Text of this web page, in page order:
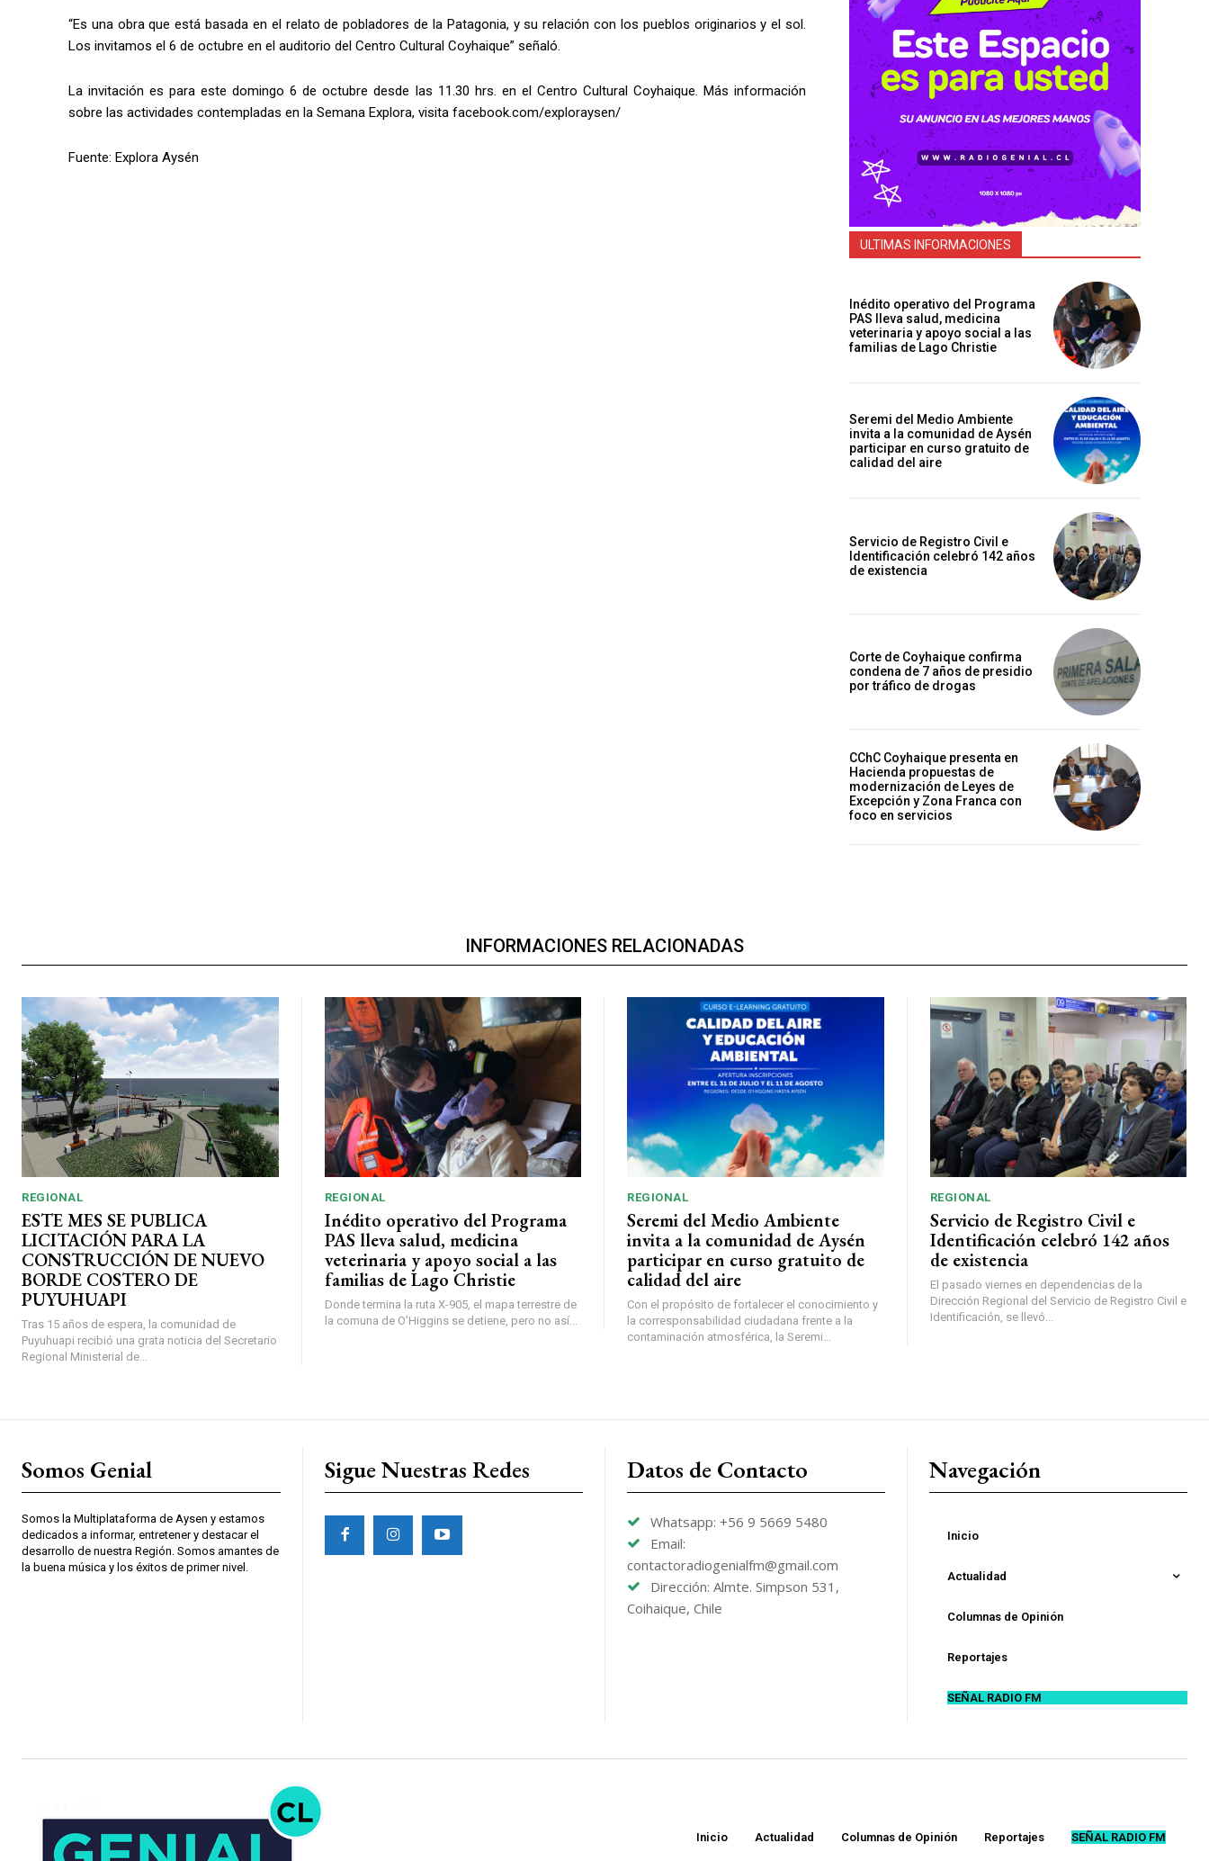
“Es una obra que está basada en el relato de pobladores de la Patagonia, y su relación con los pueblos originarios y el sol.
Los invitamos el 6 de octubre en el auditorio del Centro Cultural Coyhaique” señaló.
La invitación es para este domingo 6 de octubre desde las 11.30 hrs. en el Centro Cultural Coyhaique. Más información
sobre las actividades contempladas en la Semana Explora, visita facebook.com/exploraysen/
Fuente: Explora Aysén
ULTIMAS INFORMACIONES
Inédito operativo del Programa
PAS lleva salud, medicina
veterinaria y apoyo social a las
familias de Lago Christie
Seremi del Medio Ambiente
invita a la comunidad de Aysén
participar en curso gratuito de
calidad del aire
Servicio de Registro Civil e
Identificación celebró 142 años
de existencia
Corte de Coyhaique confirma
condena de 7 años de presidio
por tráfico de drogas
CChC Coyhaique presenta en
Hacienda propuestas de
modernización de Leyes de
Excepción y Zona Franca con
foco en servicios
INFORMACIONES RELACIONADAS
REGIONAL
ESTE MES SE PUBLICA
LICITACIÓN PARA LA
CONSTRUCCIÓN DE NUEVO
BORDE COSTERO DE
PUYUHUAPI
Tras 15 años de espera, la comunidad de
Puyuhuapi recibió una grata noticia del Secretario
Regional Ministerial de...
REGIONAL
Inédito operativo del Programa
PAS lleva salud, medicina
veterinaria y apoyo social a las
familias de Lago Christie
Donde termina la ruta X-905, el mapa terrestre de
la comuna de O’Higgins se detiene, pero no así...
REGIONAL
Seremi del Medio Ambiente
invita a la comunidad de Aysén
participar en curso gratuito de
calidad del aire
Con el propósito de fortalecer el conocimiento y
la corresponsabilidad ciudadana frente a la
contaminación atmosférica, la Seremi...
REGIONAL
Servicio de Registro Civil e
Identificación celebró 142 años
de existencia
El pasado viernes en dependencias de la
Dirección Regional del Servicio de Registro Civil e
Identificación, se llevó...
Somos Genial
Somos la Multiplataforma de Aysen y estamos
dedicados a informar, entretener y destacar el
desarrollo de nuestra Región. Somos amantes de
la buena música y los éxitos de primer nivel.
Sigue Nuestras Redes Datos de Contacto
Whatsapp: +56 9 5669 5480
Email:
contactoradiogenialfm@gmail.com
Dirección: Almte. Simpson 531,
Coihaique, Chile
Navegación
Inicio
Actualidad
Columnas de Opinión
Reportajes
SEÑAL RADIO FM
Inicio Actualidad Columnas de Opinión Reportajes SEÑAL RADIO FM